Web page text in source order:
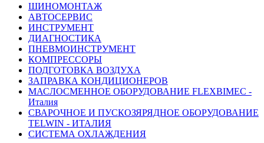
ШИНОМОНТАЖ
АВТОСЕРВИС
ИНСТРУМЕНТ
ДИАГНОСТИКА
ПНЕВМОИНСТРУМЕНТ
КОМПРЕССОРЫ
ПОДГОТОВКА ВОЗДУХА
ЗАПРАВКА КОНДИЦИОНЕРОВ
МАСЛОСМЕННОЕ ОБОРУДОВАНИЕ FLEXBIMEC -
Италия
СВАРОЧНОЕ И ПУСКОЗЯРЯДНОЕ ОБОРУДОВАНИЕ
TELWIN - ИТАЛИЯ
СИСТЕМА ОХЛАЖДЕНИЯ